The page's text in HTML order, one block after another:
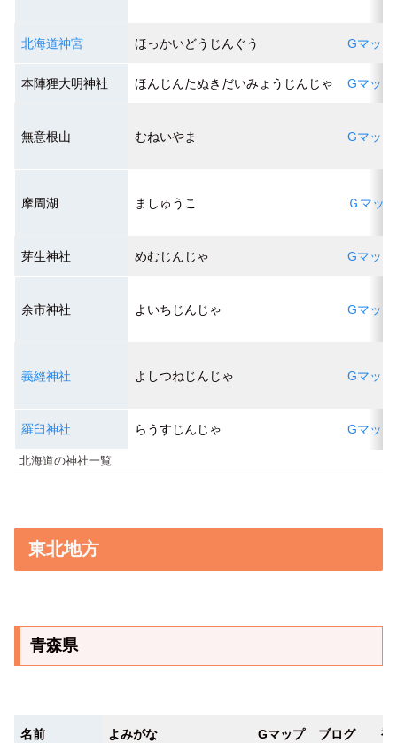
北海道神宮 ほっかいどうじんぐう Gマップ
本陣狸大明神社 ほんじんたぬきだいみょうじんじゃ Gマップ
無意根山 むねいやま Gマップ
摩周湖 ましゅうこ Ｇマップ
芽生神社 めむじんじゃ Gマップ
余市神社 よいちじんじゃ Gマップ
義經神社 よしつねじんじゃ Gマップ
羅臼神社 らうすじんじゃ Gマップ
北海道の神社一覧
東北地方
青森県
名前 よみがな Gマップ ブログ 補